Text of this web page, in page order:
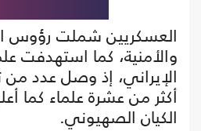
العسكريين شملت رؤوس
والأمنية، كما استهدفت
الإيراني، إذ وصل عدد من
أكثر من عشرة علماء كما
الكيان الصهيوني.